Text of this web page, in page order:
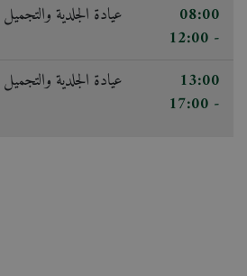
08:00
- 12:00
عيادة الجلدية والتجميل
13:00
- 17:00
عيادة الجلدية والتجميل